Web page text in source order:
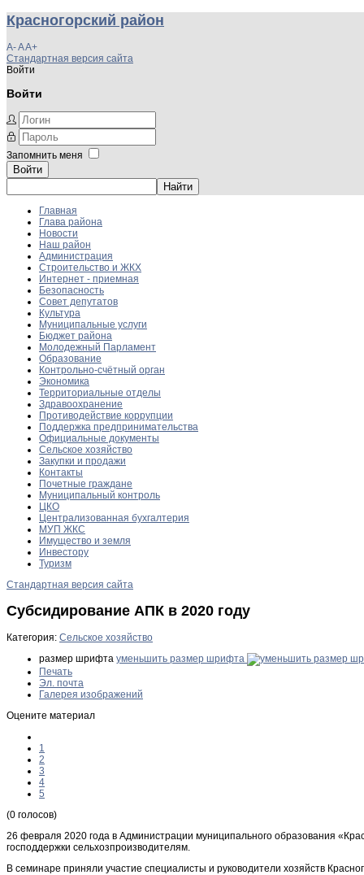
Красногорский район
A-AA+
Стандартная версия сайта
Войти
Войти
Запомнить меня
Войти
Главная
Глава района
Новости
Наш район
Администрация
Строительство и ЖКХ
Интернет - приемная
Безопасность
Совет депутатов
Культура
Муниципальные услуги
Бюджет района
Молодежный Парламент
Образование
Контрольно-счётный орган
Экономика
Территориальные отделы
Здравоохранение
Противодействие коррупции
Поддержка предпринимательства
Официальные документы
Сельское хозяйство
Закупки и продажи
Контакты
Почетные граждане
Муниципальный контроль
ЦКО
Централизованная бухгалтерия
МУП ЖКС
Имущество и земля
Инвестору
Туризм
Стандартная версия сайта
Субсидирование АПК в 2020 году
Категория: Сельское хозяйство
размер шрифта уменьшить размер шрифта
Печать
Эл. почта
Галерея изображений
Оцените материал
1
2
3
4
5
(0 голосов)
26 февраля 2020 года в Администрации муниципального образования
господдержки сельхозпроизводителям.
В семинаре приняли участие специалисты и руководители хозяйств